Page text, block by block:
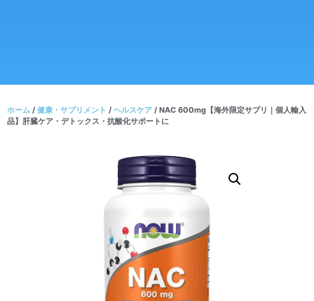
ホーム / 健康・サプリメント / ヘルスケア / NAC 600mg【海外限定サプリ｜個人輸入
品】肝臓ケア・デトックス・抗酸化サポートに